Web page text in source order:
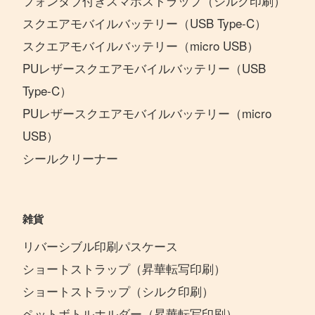
スクエアモバイルバッテリー（USB Type-C）
スクエアモバイルバッテリー（micro USB）
PUレザースクエアモバイルバッテリー（USB
Type-C）
PUレザースクエアモバイルバッテリー（micro
USB）
シールクリーナー
雑貨
リバーシブル印刷パスケース
ショートストラップ（昇華転写印刷）
ショートストラップ（シルク印刷）